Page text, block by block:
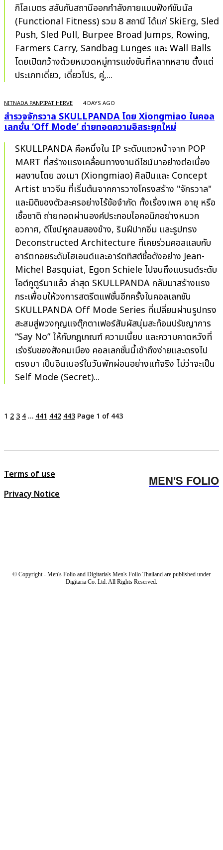
กิโลเมตร สลับกับสถานีออกกำลังกายแบบฟังก์ชันนัล
(Functional Fitness) รวม 8 สถานี ได้แก่ SkiErg, Sled
Push, Sled Pull, Burpee Broad Jumps, Rowing,
Farmers Carry, Sandbag Lunges และ Wall Balls
โดยเปิดกว้างด้วยหมวดหมู่การแข่งขันที่หลากหลาย ตั้งแต่
ประเภทเดี่ยว, เดี่ยวโปร, คู่,...
NITNADA PANPIPAT HERVE 4 DAYS AGO
สำรวจจักรวาล SKULLPANDA โดย Xiongmiao ในคอล
เลกชั่น ‘Off Mode’ ถ่ายทอดความอิสระยุคใหม่
SKULLPANDA คือหนึ่งใน IP ระดับแถวหน้าจาก POP
MART ที่สร้างแรงเคลื่อนทางงานดีไซน์มาอย่างต่อเนื่อง
ผลงานโดย ฉงเมา (Xiongmiao) ศิลปินและ Concept
Artist ชาวจีน ที่เริ่มต้นจากการวางโครงสร้าง "จักรวาล"
และมิติของตัวละครอย่างไร้ข้อจำกัด ทั้งเรื่องเพศ อายุ หรือ
เชื้อชาติ ถ่ายทอดผ่านองค์ประกอบไอคอนิกอย่างหมวก
อวกาศ, ดีไซน์หูกลมสองข้าง, ริมฝีปากอิ่ม และรูปทรง
Deconstructed Architecture ที่เคยร่วมคอลแลบกับ
อาร์ตทอยระดับไฮเอนด์และอาร์ตทิสต์ชื่อดังอย่าง Jean-
Michel Basquiat, Egon Schiele ไปจนถึงแบรนด์ระดับ
โอต์กูตูร์มาแล้ว ล่าสุด SKULLPANDA กลับมาสร้างแรง
กระเพื่อมให้วงการสตรีตแฟชั่นอีกครั้งในคอลเลกชัน
SKULLPANDA Off Mode Series ที่เปลี่ยนผ่านรูปทรง
สะสมสู่พวงกุญแจตุ๊กตาเฟอร์สัมผัสนุ่มสะท้อนปรัชญาการ
“Say No” ให้กับกฎเกณฑ์ ความเนี้ยบ และความคาดหวังที่
เร่งรีบของสังคมเมือง คอลเลกชั่นนี้เข้าถึงง่ายและตรงไป
ตรงมา เป็นอินเนอร์ในวันพักผ่อนอย่างแท้จริง ไม่ว่าจะเป็น
Self Mode (Secret)...
1 234 …441442443 Page 1 of 443
Terms of use
Privacy Notice
MEN'S FOLIO
© Copyright - Men's Folio and Digitaria's Men's Foilo Thailand are published under
Digitaria Co. Ltd. All Rights Reserved.